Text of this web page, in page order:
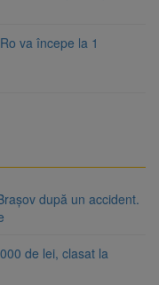
va începe la 1
după un accident.
de lei, clasat la